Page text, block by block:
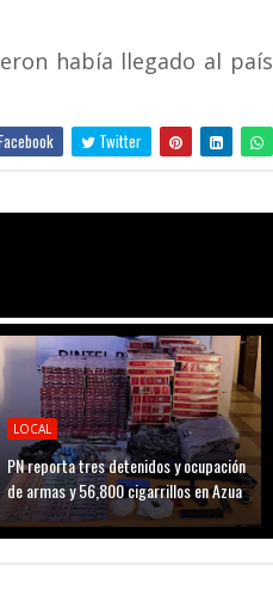
había llegado al país
Twitter
LOCAL
PN reporta tres detenidos y ocupación
de armas y 56,800 cigarrillos en Azua